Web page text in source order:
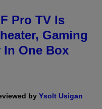
Pro TV Is
Gaming
One Box
by Ysolt Usigan